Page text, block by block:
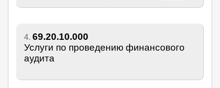
4. 69.20.10.000
Услуги по проведению финансового
аудита